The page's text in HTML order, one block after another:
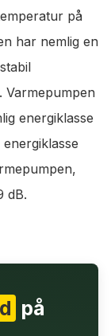
på
har nemlig en
Varmepumpen
energiklasse
dB.
på